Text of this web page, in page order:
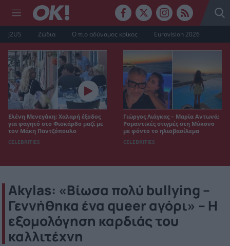
J2US Ζώδια Ο πιο αδύναμος κρίκος Eurovision 2026
Ελένη Μενεγάκη: Χαλαρή έξοδος
για φαγητό στο Φισκάρδο μαζί με
τον Μάκη Παντζόπουλο
CELEBRITIES
Γιώργος Λιάγκας – Μαρία Αντωνά:
Ρομαντικές στιγμές στη Μύκονο
με φόντο το ηλιοβασίλεμα
CELEBRITIES
Akylas: «Βίωσα πολύ bullying –
Γεννήθηκα ένα queer αγόρι» – Η
εξομολόγηση καρδιάς του
καλλιτέχνη